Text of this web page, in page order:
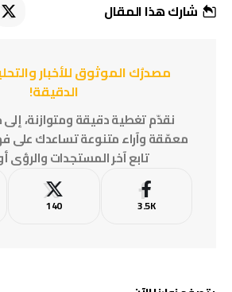
شارك هذا المقال
مصدرُك الموثوق للأخبار
الدقيقة!
نقدّم تغطية دقيقة ومتوازنة، إلى
معمّقة وآراء متنوعة تساعدك على
تابع آخر المستجدات والرؤى
3.5K
140